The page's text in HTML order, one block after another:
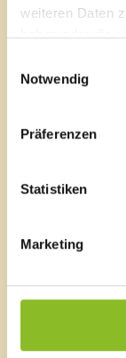
weiteren Daten
haben oder die
Notwendig
Präferenzen
Statistiken
Marketing
Schnellzugriff
Blackout
News Archiv